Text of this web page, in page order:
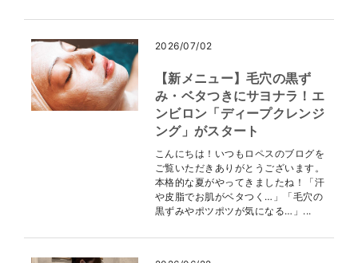
2026/07/02
【新メニュー】毛穴の黒ず
み・ベタつきにサヨナラ！エ
ンビロン「ディープクレンジ
ング」がスタート
こんにちは！いつもロペスのブログを
ご覧いただきありがとうございます。
本格的な夏がやってきましたね！「汗
や皮脂でお肌がベタつく…」「毛穴の
黒ずみやポツポツが気になる…」...